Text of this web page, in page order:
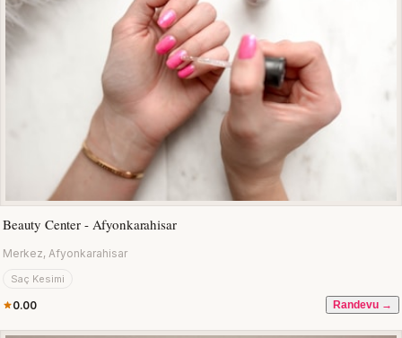
Beauty Center - Afyonkarahisar
Merkez, Afyonkarahisar
Saç Kesimi
0.00 Randevu →